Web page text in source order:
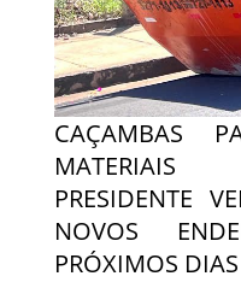
CAÇAMBAS
MATERIAIS
PRESIDENTE
NOVOS
PRÓXIMOS DIAS